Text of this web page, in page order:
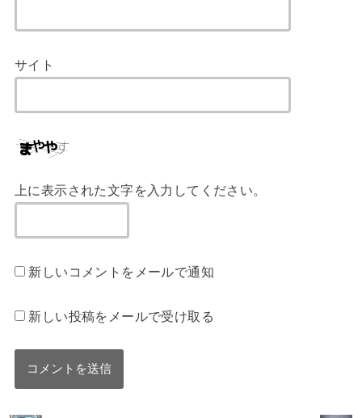
サイト
上に表示された文字を入力してください。
新しいコメントをメールで通知
新しい投稿をメールで受け取る